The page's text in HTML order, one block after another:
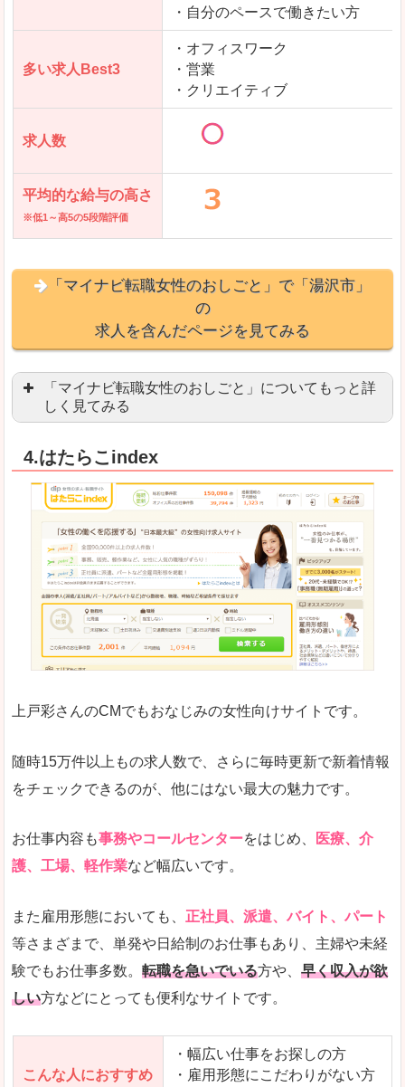
・自分のペースで働きたい方
多い求人Best3
・オフィスワーク
・営業
・クリエイティブ
求人数
平均的な給与の高さ
※低1～高5の5段階評価
「マイナビ転職女性のおしごと」で「湯沢市」
の
求人を含んだページを見てみる
「マイナビ転職女性のおしごと」についてもっと詳
しく見てみる
良いところ
「自分のペースで働きたい」「キャリアアップ」
はじめての転職についてのお役立ち情報が満載で
悪いところ
求人の掲載が少し見づらい印象があります。求人
給与が見た目ですぐにわからないことが多いです
詳しい説明 サイト内の検索の人気ワードで英語や中国語など
人気度 普通のマイナビの方を使っている方が多く、女
さまざまな検索機能が充実しており、条件面やこ
ただし、求人情報が少し見づらいです。
「マイナビ転職女性のおしごと」で「湯沢市」
の
求人を含んだページを見てみる
4.はたらこindex
上戸彩さんのCMでもおなじみの女性向けサイトです。
随時15万件以上もの求人数で、さらに毎時更新で新着情報
をチェックできるのが、他にはない最大の魅力です。
お仕事内容も事務やコールセンターをはじめ、
医療、介
護、工場、軽作業など幅広いです。
また雇用形態においても、 正社員、派遣、バイト、パート
等さまざまで、単発や日給制のお仕事もあり、主婦や未経
験でもお仕事多数。 転職を急いでいる方や、 早く収入が欲
しい方などにとっても便利なサイトです。
こんな人におすすめ
・幅広い仕事をお探しの方
・雇用形態にこだわりがない方